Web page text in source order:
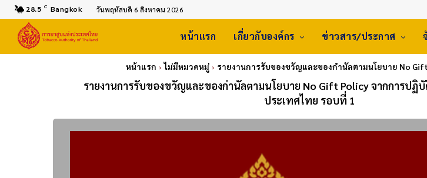
28.5 C Bangkok วันพฤหัสบดี 6 สิงหาคม 2026
หน้าแรก เกี่ยวกับองค์กร ข่าวสาร/ประกาศ
หน้าแรก ไม่มีหมวดหมู่ รายงานการรับของขวัญและของกำนัลตามนโยบาย No
รายงานการรับของขวัญและของกำนัลตามนโยบาย No Gift Policy จากการปฏิ
ประเทศไทย รอบที่ 1